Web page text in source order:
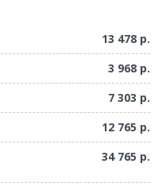
13 478 р.
3 968 р.
7 303 р.
12 765 р.
34 765 р.